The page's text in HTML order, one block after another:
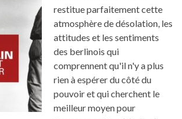
restitue parfaitement cette
atmosphère de désolation, les
attitudes et les sentiments
des berlinois qui
comprennent qu'il n'y a plus
rien à espérer du côté du
pouvoir et qui cherchent le
meilleur moyen pour